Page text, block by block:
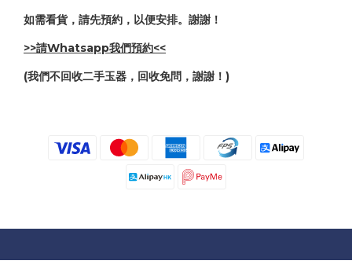
如需看貨，請先預約，以便安排。謝謝！
>>請Whatsapp我們預約<<
(我們不回收二手玉器，回收免問，謝謝！)